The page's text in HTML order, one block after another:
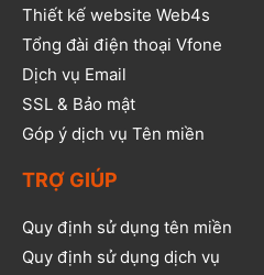
Thiết kế website Web4s
Tổng đài điện thoại Vfone
Dịch vụ Email
SSL & Bảo mật
Góp ý dịch vụ Tên miền
TRỢ GIÚP
Quy định sử dụng tên miền
Quy định sử dụng dịch vụ